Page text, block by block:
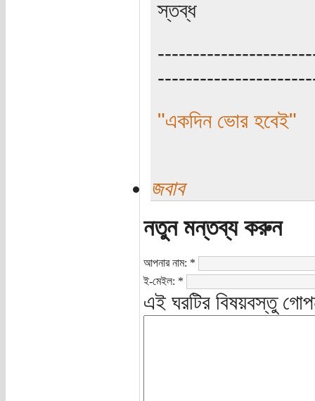
স্তব্ধ
"একদিন ভোর হবেই"
জবাব
নতুন মন্তব্য করুন
আপনার নাম: *
ই-মেইল: *
এই ঘরটির বিষয়বস্তু